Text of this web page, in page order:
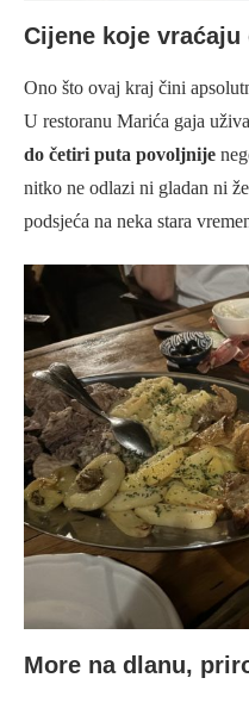
Cijene koje
Ono što ovaj kraj čini
U restoranu Marića gaja
do četiri puta povoljnije
nitko ne odlazi ni gladan ni
podsjeća na neka stara
More na dlanu,